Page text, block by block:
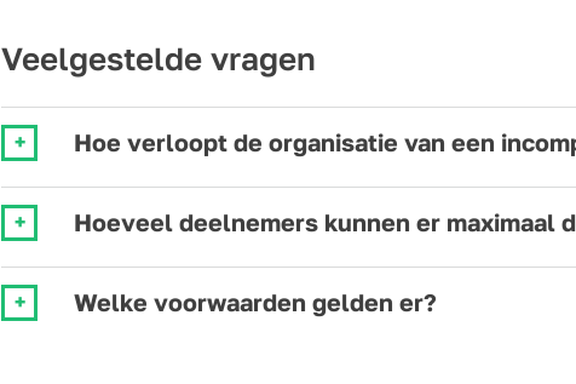
Veelgestelde vragen
Hoe verloopt de organisatie van een
Hoeveel deelnemers kunnen er maximaal
Welke voorwaarden gelden er?